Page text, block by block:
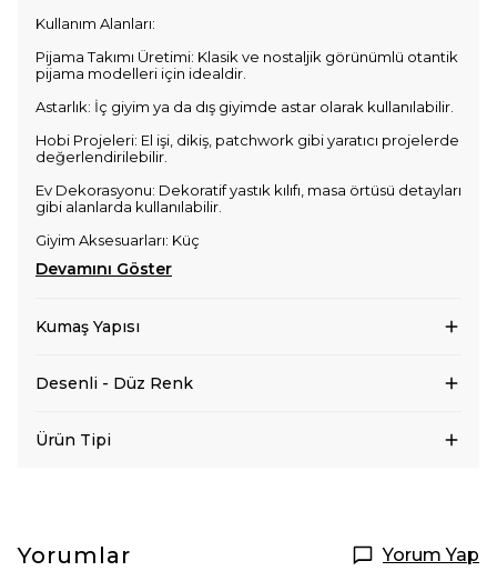
Kullanım Alanları:
Pijama Takımı Üretimi: Klasik ve nostaljik görünümlü otantik
pijama modelleri için idealdir.
Astarlık: İç giyim ya da dış giyimde astar olarak kullanılabilir.
Hobi Projeleri: El işi, dikiş, patchwork gibi yaratıcı projelerde
değerlendirilebilir.
Ev Dekorasyonu: Dekoratif yastık kılıfı, masa örtüsü detayları
gibi alanlarda kullanılabilir.
Giyim Aksesuarları: Küç
Devamını Göster
Kumaş Yapısı
Desenli - Düz Renk
Ürün Tipi
Yorumlar Yorum Yap